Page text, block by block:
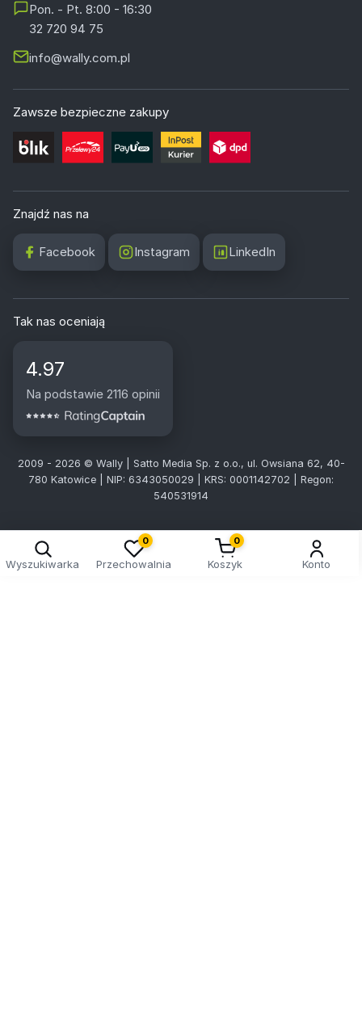
Pon. - Pt. 8:00 - 16:30
32 720 94 75
info@wally.com.pl
Zawsze bezpieczne zakupy
Znajdź nas na
Facebook Instagram LinkedIn
Tak nas oceniają
4.97
Na podstawie 2116 opinii
2009 - 2026 © Wally | Satto Media Sp. z o.o., ul. Owsiana 62, 40-
780 Katowice | NIP: 6343050029 | KRS: 0001142702 | Regon:
540531914
Wyszukiwarka
0
Przechowalnia
0
Koszyk Konto
Kreator doboru tablic